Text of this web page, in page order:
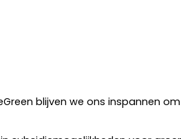
blijven we ons inspannen